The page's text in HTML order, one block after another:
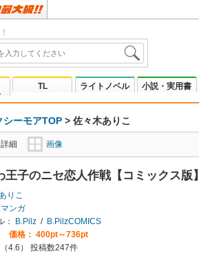
TL ライトノベル 小説・実用書
シーモアTOP > 佐々木ありこ
詳細 画像
王子のニセ恋人作戦【コミックス版】
りこ
ンガ
：
B.Pilz /
B.PilzCOMICS
価格： 400pt～736pt
（4.6） 投稿数247件